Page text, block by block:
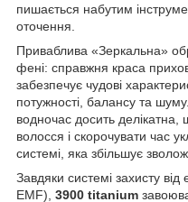
пишається набутим
оточення.
Приваблива «Зеркальна»
фені: справжня краса
забезпечує чудові
потужності, балансу та
водночас досить делікатна,
волосся і скорочувати час
системі, яка збільшує
Завдяки системі захисту
EMF), 3900 titanium